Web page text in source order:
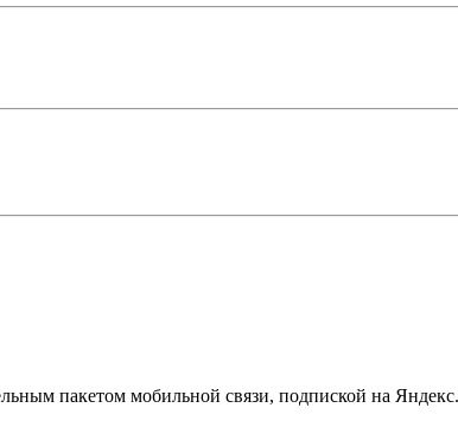
пакетом мобильной связи, подпиской на